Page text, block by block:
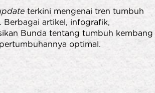
terkini mengenai tren tumbuh
Berbagai artikel, infografik,
Bunda tentang tumbuh kembang
optimal.